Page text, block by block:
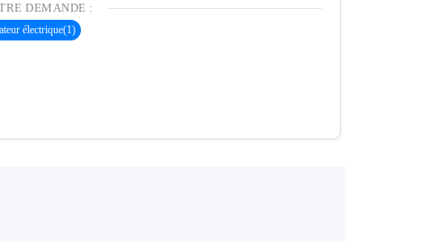
DEMANDE :
électrique(1)